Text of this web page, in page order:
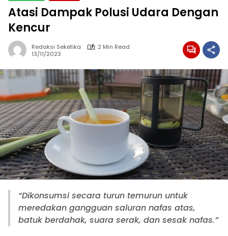
Atasi Dampak Polusi Udara Dengan
Kencur
Redaksi Seketika
2 Min Read
13/11/2023
“Dikonsumsi secara turun temurun untuk
meredakan gangguan saluran nafas atas,
batuk berdahak, suara serak, dan sesak nafas.”